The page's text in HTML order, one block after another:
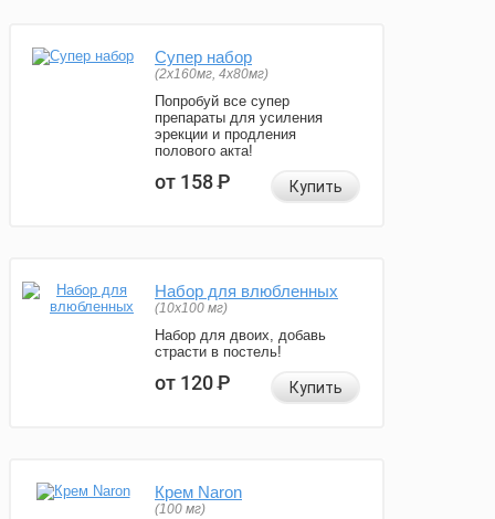
Супер набор
(2х160мг, 4х80мг)
Попробуй все супер
препараты для усиления
эрекции и продления
полового акта!
от 158Р Купить
Набор для влюбленных
(10х100 мг)
Набор для двоих, добавь
страсти в постель!
от 120Р Купить
Крем Naron
(100 мг)